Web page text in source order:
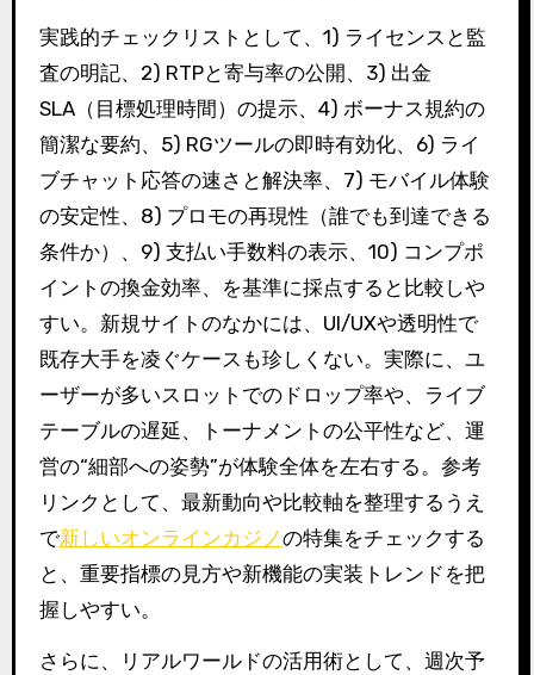
実践的チェックリストとして、1) ライセンスと監
査の明記、2) RTPと寄与率の公開、3) 出金
SLA（目標処理時間）の提示、4) ボーナス規約の
簡潔な要約、5) RGツールの即時有効化、6) ライ
ブチャット応答の速さと解決率、7) モバイル体験
の安定性、8) プロモの再現性（誰でも到達できる
条件か）、9) 支払い手数料の表示、10) コンプポ
イントの換金効率、を基準に採点すると比較しや
すい。新規サイトのなかには、UI/UXや透明性で
既存大手を凌ぐケースも珍しくない。実際に、ユ
ーザーが多いスロットでのドロップ率や、ライブ
テーブルの遅延、トーナメントの公平性など、運
営の“細部への姿勢”が体験全体を左右する。参考
リンクとして、最新動向や比較軸を整理するうえ
で新しいオンラインカジノの特集をチェックする
と、重要指標の見方や新機能の実装トレンドを把
握しやすい。
さらに、リアルワールドの活用術として、週次予